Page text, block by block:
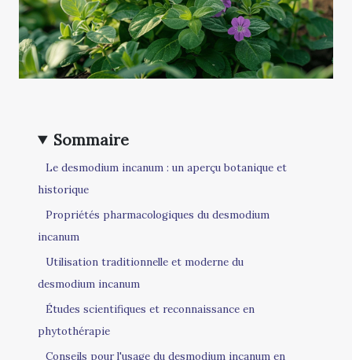
Sommaire
Le desmodium incanum : un aperçu botanique et
historique
Propriétés pharmacologiques du desmodium
incanum
Utilisation traditionnelle et moderne du
desmodium incanum
Études scientifiques et reconnaissance en
phytothérapie
Conseils pour l'usage du desmodium incanum en